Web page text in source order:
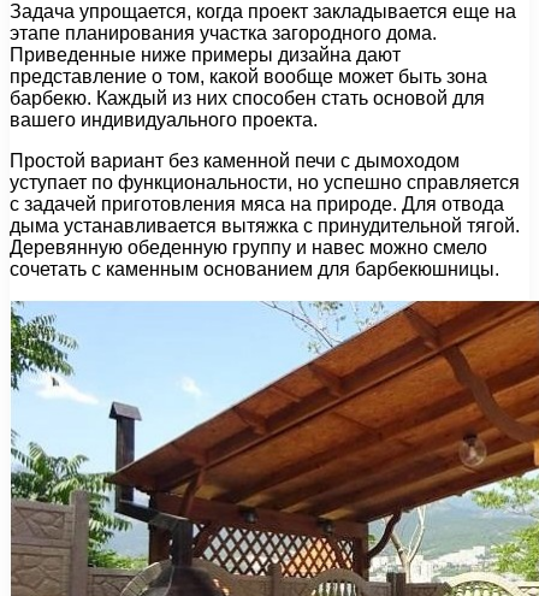
Задача упрощается, когда проект закладывается еще на
этапе планирования участка загородного дома.
Приведенные ниже примеры дизайна дают
представление о том, какой вообще может быть зона
барбекю. Каждый из них способен стать основой для
вашего индивидуального проекта.
Простой вариант без каменной печи с дымоходом
уступает по функциональности, но успешно справляется
с задачей приготовления мяса на природе. Для отвода
дыма устанавливается вытяжка с принудительной тягой.
Деревянную обеденную группу и навес можно смело
сочетать с каменным основанием для барбекюшницы.